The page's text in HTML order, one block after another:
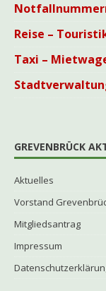
Reise –
Taxi –
GREVENBRÜCK
Aktuelles
Vorstand
Mitgliedsantrag
Impressum